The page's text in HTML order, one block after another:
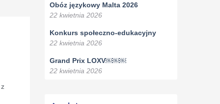
Obóz językowy Malta 2026
22 kwietnia 2026
Konkurs społeczno-edukacyjny
22 kwietnia 2026
Grand Prix LOXV￼￼￼
22 kwietnia 2026